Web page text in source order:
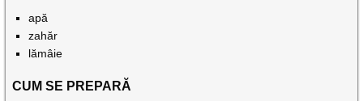
apă
zahăr
lămâie
CUM SE PREPARĂ